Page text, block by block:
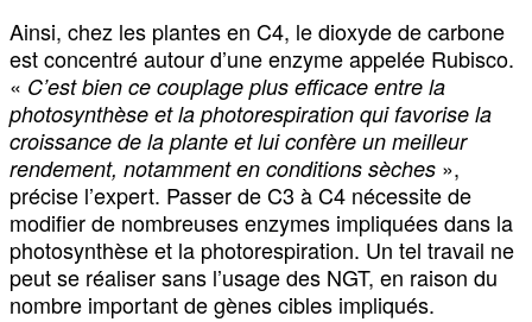
Ainsi, chez les plantes en C4, le dioxyde de carbone
est concentré autour d’une enzyme appelée Rubisco.
« C’est bien ce couplage plus efficace entre la
photosynthèse et la photorespiration qui favorise la
croissance de la plante et lui confère un meilleur
rendement, notamment en conditions sèches »,
précise l’expert. Passer de C3 à C4 nécessite de
modifier de nombreuses enzymes impliquées dans la
photosynthèse et la photorespiration. Un tel travail ne
peut se réaliser sans l’usage des NGT, en raison du
nombre important de gènes cibles impliqués.